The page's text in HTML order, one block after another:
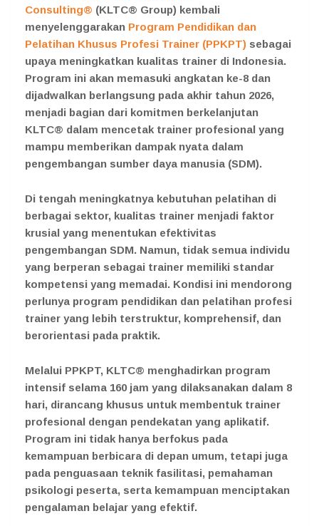
Consulting® (KLTC® Group) kembali
menyelenggarakan Program Pendidikan dan
Pelatihan Khusus Profesi Trainer (PPKPT) sebagai
upaya meningkatkan kualitas trainer di Indonesia.
Program ini akan memasuki angkatan ke-8 dan
dijadwalkan berlangsung pada akhir tahun 2026,
menjadi bagian dari komitmen berkelanjutan
KLTC® dalam mencetak trainer profesional yang
mampu memberikan dampak nyata dalam
pengembangan sumber daya manusia (SDM).
Di tengah meningkatnya kebutuhan pelatihan di
berbagai sektor, kualitas trainer menjadi faktor
krusial yang menentukan efektivitas
pengembangan SDM. Namun, tidak semua individu
yang berperan sebagai trainer memiliki standar
kompetensi yang memadai. Kondisi ini mendorong
perlunya program pendidikan dan pelatihan profesi
trainer yang lebih terstruktur, komprehensif, dan
berorientasi pada praktik.
Melalui PPKPT, KLTC® menghadirkan program
intensif selama 160 jam yang dilaksanakan dalam 8
hari, dirancang khusus untuk membentuk trainer
profesional dengan pendekatan yang aplikatif.
Program ini tidak hanya berfokus pada
kemampuan berbicara di depan umum, tetapi juga
pada penguasaan teknik fasilitasi, pemahaman
psikologi peserta, serta kemampuan menciptakan
pengalaman belajar yang efektif.